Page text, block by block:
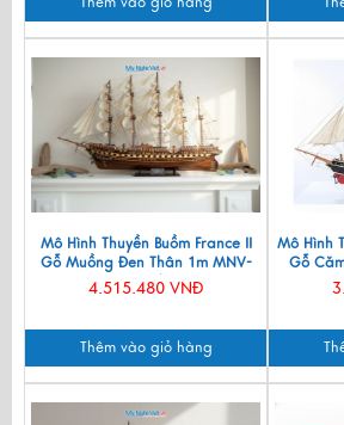
Mô Hình Thuyền Buồm France II
Gỗ Muồng Đen Thân 1m MNV-
TB01/1
4.515.480 VNĐ
Thêm vào giỏ hàng
Mô Hình
Gỗ